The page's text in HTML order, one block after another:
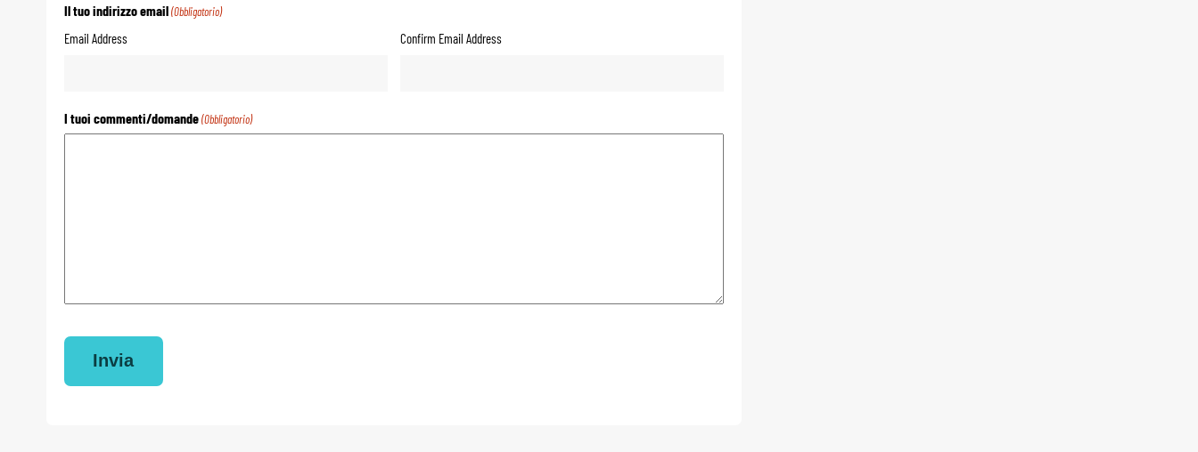
Il tuo indirizzo email (Obbligatorio)
Email Address Confirm Email Address
I tuoi commenti/domande (Obbligatorio)